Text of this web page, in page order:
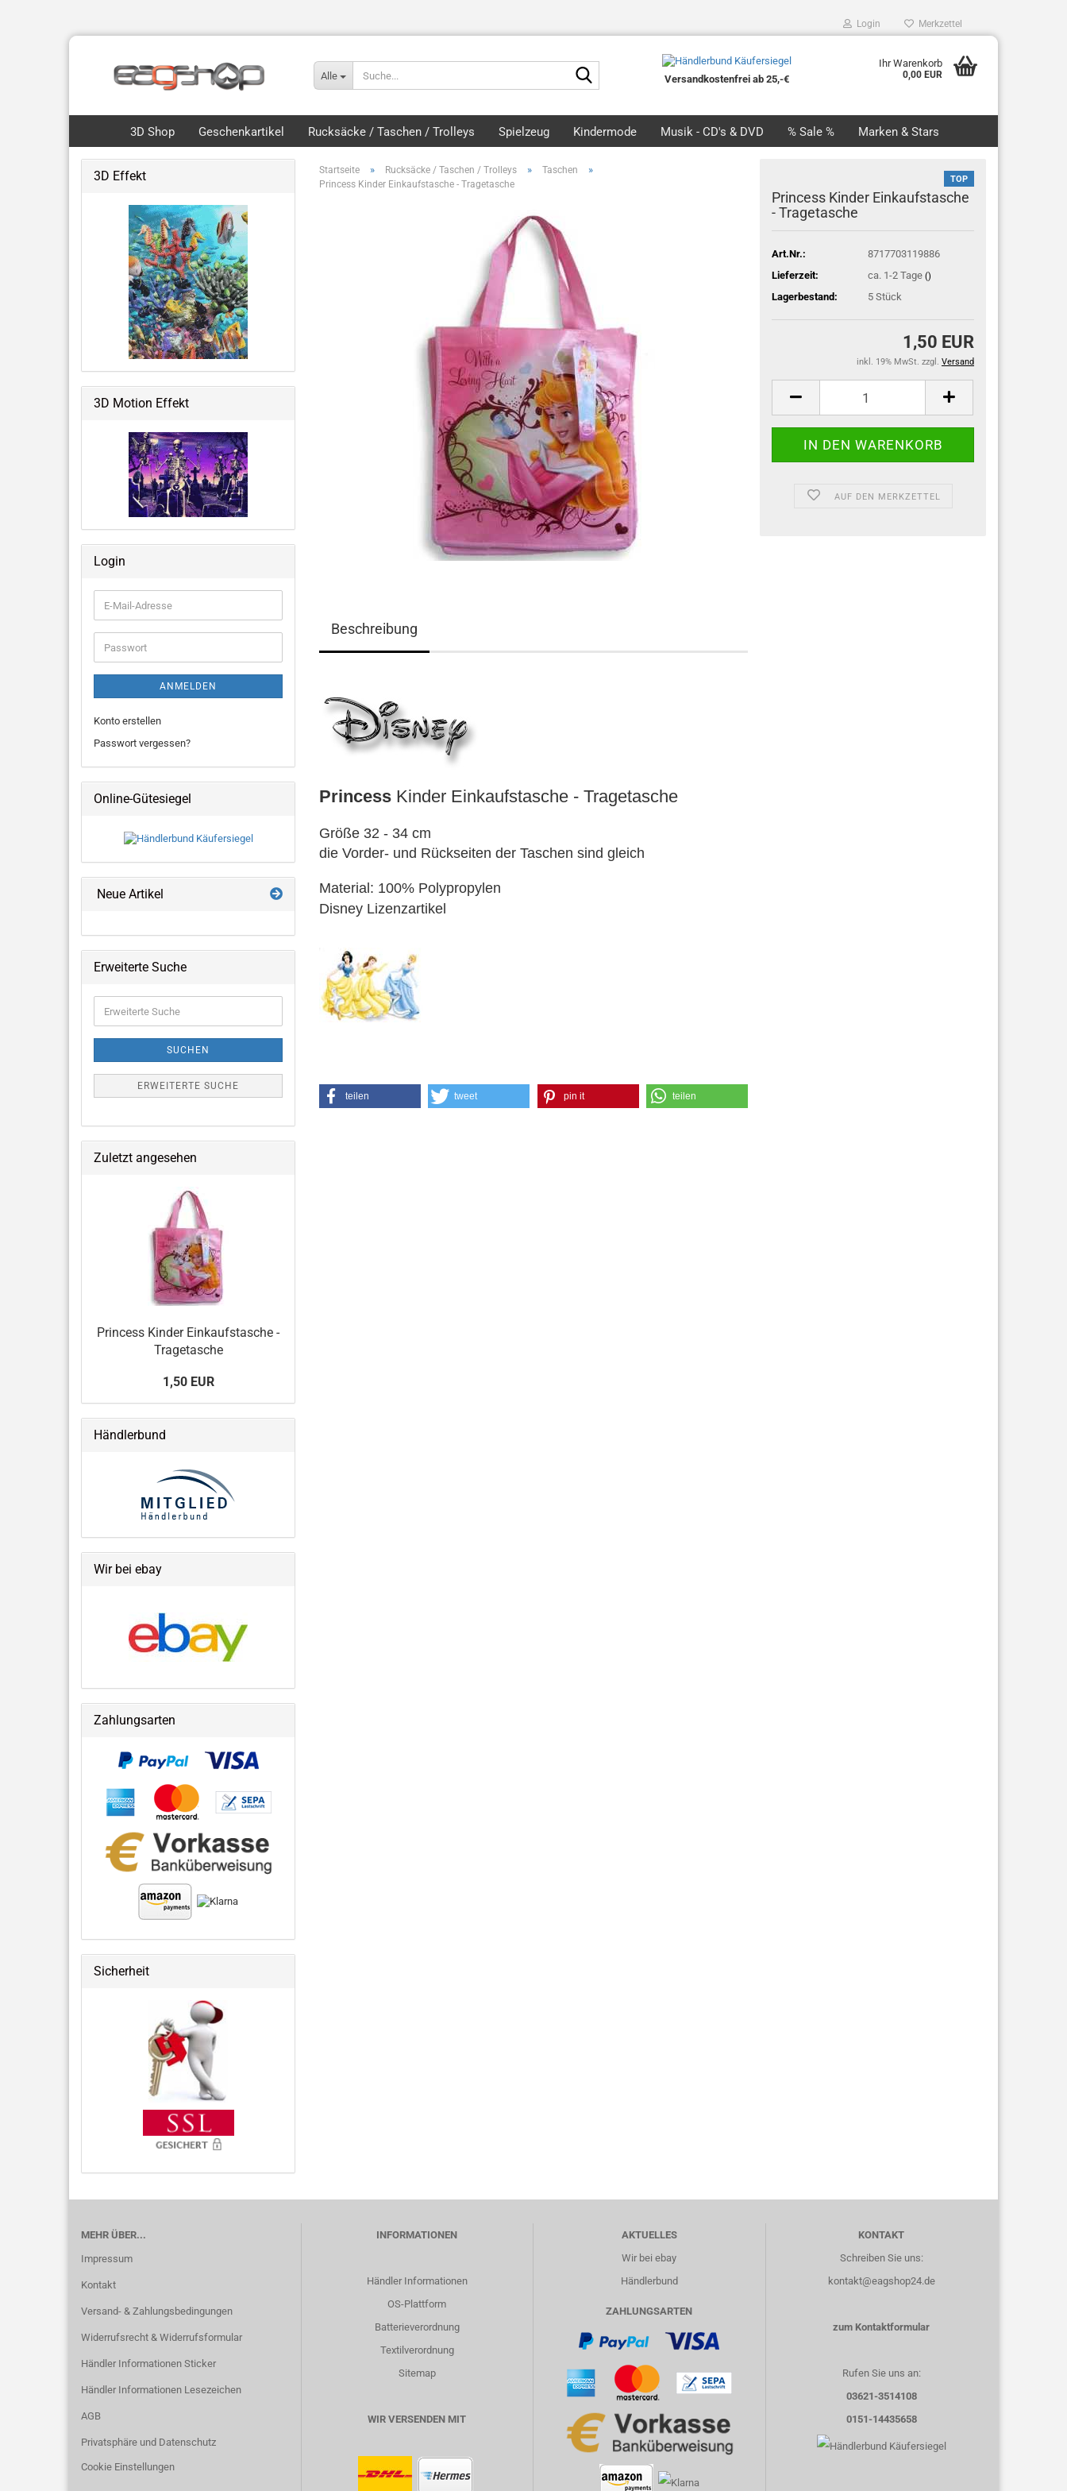
Login Merkzettel
Alle
Versandkostenfrei ab 25,-€
Ihr Warenkorb
0,00 EUR
3D Shop
Royce 3D Collection Packs
3D Lesezeichen Hunde
Dinos & Drachen
Fische, Wale, Haie & mehr
Hunde & Katzen
Vögel & Fliegendes
Wüste & Dschungel-Tiere
weitere Tiermotive
Weltraum & Aliens
Grusliges, Halloween &
Fantastisches
Große Notizbücher mit 3D-Cover
3D Foto Klappkarten
3D Weihnachtsklappkarten
Geschenkartikel Rucksäcke / Taschen / Trolleys Spielzeug Kindermode Musik - CD's & DVD % Sale % Marken & Stars
Startseite » Rucksäcke / Taschen / Trolleys » Taschen »
Princess Kinder Einkaufstasche - Tragetasche TOP
Princess Kinder Einkaufstasche
- Tragetasche
Art.Nr.:
8717703119886
Lieferzeit:
ca. 1-2 Tage()
Lagerbestand: 5Stück
1,50 EUR
inkl. 19% MwSt. zzgl. Versand
AUF DEN MERKZETTEL
Beschreibung
Princess Kinder Einkaufstasche - Tragetasche
Größe 32 - 34 cm
die Vorder- und Rückseiten der Taschen sind gleich
Material: 100% Polypropylen
Disney Lizenzartikel
teilen tweet pin it teilen
3D Effekt
3D Motion Effekt
Login
E-
Mail-
Adresse
Passwort
ANMELDEN
Konto erstellen
Passwort vergessen?
Online-Gütesiegel
Neue Artikel
Erweiterte Suche
Suche
SUCHEN
ERWEITERTE SUCHE
Zuletzt angesehen
Princess Kinder Einkaufstasche -
Tragetasche
1,50 EUR
Händlerbund
Wir bei ebay
Zahlungsarten
Sicherheit
MEHR ÜBER...
Impressum
Kontakt
Versand- & Zahlungsbedingungen
Widerrufsrecht & Widerrufsformular
Händler Informationen Sticker
Händler Informationen Lesezeichen
AGB
Privatsphäre und Datenschutz
Cookie Einstellungen
INFORMATIONEN
Händler Informationen
OS-Plattform
Batterieverordnung
Textilverordnung
Sitemap
WIR VERSENDEN MIT
AKTUELLES
Wir bei ebay
Händlerbund
ZAHLUNGSARTEN
KONTAKT
Schreiben Sie uns:
kontakt@eagshop24.de
zum Kontaktformular
Rufen Sie uns an:
03621-3514108
0151-14435658